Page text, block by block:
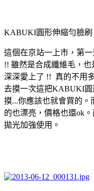
KABUKI圓形伸縮勻臉刷
這個在京站一上市，第
!! 雖然是合成纖維毛，
深深愛上了 !! 真的不用
去摸一次這把KABUKI圓
摸...你應該也就會買的
的也漂亮，價格也還ok
拋光加強使用。